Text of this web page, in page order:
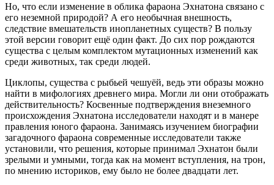
Но, что если изменение в облика фараона Эхнатона связано с
его неземной природой? А его необычная внешность,
следствие вмешательств инопланетных существ? В пользу
этой версии говорит ещё один факт. До сих пор рождаются
существа с целым комплектом мутационных изменений как
среди животных, так среди людей.
Циклопы, существа с рыбьей чешуёй, ведь эти образы можно
найти в мифологиях древнего мира. Могли ли они отображать
действительность? Косвенные подтверждения внеземного
происхождения Эхнатона исследователи находят и в манере
правления юного фараона. Занимаясь изучением биографии
загадочного фараона современные исследователи также
установили, что решения, которые принимал Эхнатон были
зрелыми и умными, тогда как на момент вступления, на трон,
по мнению историков, ему было не более двадцати лет.